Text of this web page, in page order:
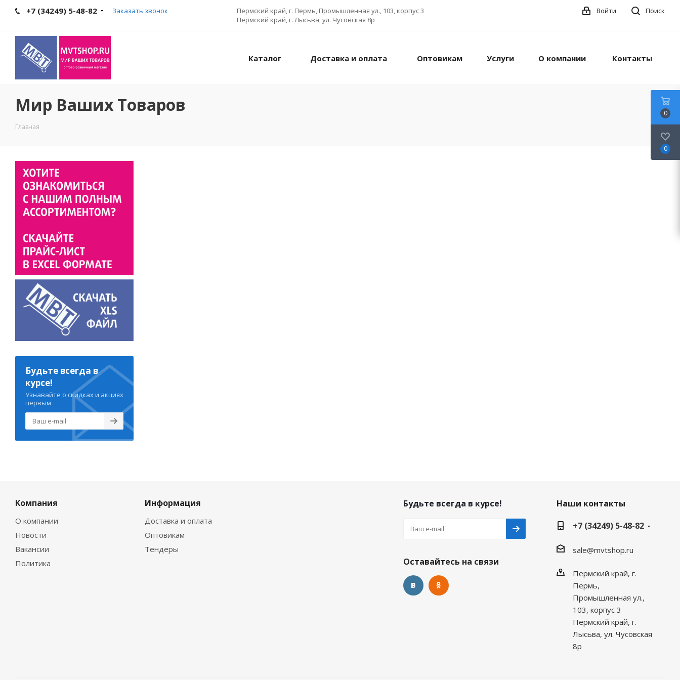
+7 (34249) 5-48-82 Заказать звонок
Пермский край, г. Пермь, Промышленная ул., 103, корпус 3
Пермский край, г. Лысьва, ул. Чусовская 8р
Поиск
Войти
Каталог Доставка и оплата Оптовикам Услуги О компании Контакты
Мир Ваших Товаров
Главная
Будьте всегда в
курсе!
Узнавайте о скидках и акциях
первым
Компания
О компании
Новости
Вакансии
Политика
Информация
Доставка и оплата
Оптовикам
Тендеры
Будьте всегда в курсе!
Оставайтесь на связи
Наши контакты
+7 (34249) 5-48-82
sale@mvtshop.ru
Пермский край, г.
Пермь,
Промышленная ул.,
103, корпус 3
Пермский край, г.
Лысьва, ул. Чусовская
8р
0
0